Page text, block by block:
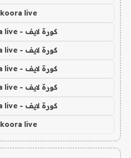
koora live
كورة لايف - koora live
كورة لايف - koora live
كورة لايف - koora live
كورة لايف - koora live
كورة لايف - koora live
koora live